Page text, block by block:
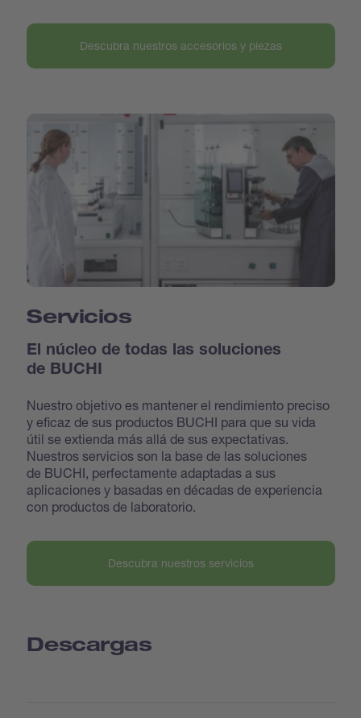
Descubra nuestros accesorios y piezas
Servicios
El núcleo de todas las soluciones
de BUCHI
Nuestro objetivo es mantener el rendimiento preciso
y eficaz de sus productos BUCHI para que su vida
útil se extienda más allá de sus expectativas.
Nuestros servicios son la base de las soluciones
de BUCHI, perfectamente adaptadas a sus
aplicaciones y basadas en décadas de experiencia
con productos de laboratorio.
Descubra nuestros servicios
Descargas